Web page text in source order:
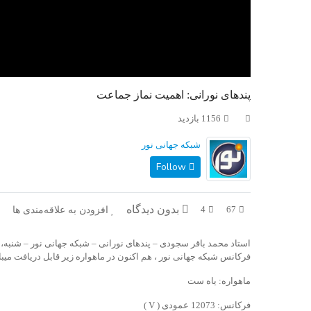
پندهای نورانی: اهمیت نماز جماعت
1156 بازدید
شبکه جهانی نور
67
4 بدون دیدگاه افزودن به علاقه‌مندی ها
استاد محمد باقر سجودی – پندهای نورانی – شبکه جهانی نور – شنبه، ۲۷ آذر
فرکانس شبکه جهانی نور ، هم اکنون در ماهواره زیر قابل دریافت
ماهواره: یاه ست
فرکانس: 12073 عمودی ( V )